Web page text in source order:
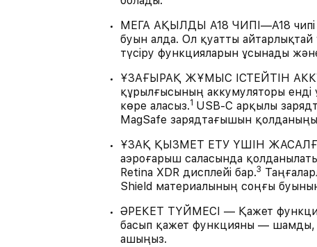
МЕГА АҚЫЛДЫ A18 ЧИПІ—A18 чипі
буын алда. Ол қуатты
түсіру функцияларын ұсынады
ҰЗАҒЫРАҚ ЖҰМЫС ІСТЕЙТІН
құрылғысының аккумуляторы енді
көре аласыз.1 USB-C арқылы
MagSafe зарядтағышын
ҰЗАҚ ҚЫЗМЕТ ЕТУ ҮШІН
аэроғарыш саласында
Retina XDR дисплейі бар.3
Shield материалының соңғы
ӘРЕКЕТ ТҮЙМЕСІ — Қажет
басып қажет функцияны — шамды,
ашыңыз.